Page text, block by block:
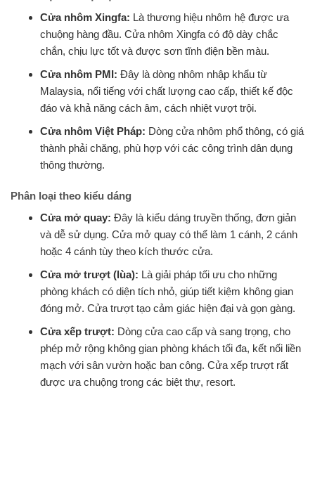
Cửa nhôm Xingfa: Là thương hiệu nhôm hệ được ưa
chuộng hàng đầu. Cửa nhôm Xingfa có độ dày chắc
chắn, chịu lực tốt và được sơn tĩnh điện bền màu.
Cửa nhôm PMI: Đây là dòng nhôm nhập khẩu từ
Malaysia, nổi tiếng với chất lượng cao cấp, thiết kế độc
đáo và khả năng cách âm, cách nhiệt vượt trội.
Cửa nhôm Việt Pháp: Dòng cửa nhôm phổ thông, có giá
thành phải chăng, phù hợp với các công trình dân dụng
thông thường.
Phân loại theo kiểu dáng
Cửa mở quay: Đây là kiểu dáng truyền thống, đơn giản
và dễ sử dụng. Cửa mở quay có thể làm 1 cánh, 2 cánh
hoặc 4 cánh tùy theo kích thước cửa.
Cửa mở trượt (lùa): Là giải pháp tối ưu cho những
phòng khách có diện tích nhỏ, giúp tiết kiệm không gian
đóng mở. Cửa trượt tạo cảm giác hiện đại và gọn gàng.
Cửa xếp trượt: Dòng cửa cao cấp và sang trọng, cho
phép mở rộng không gian phòng khách tối đa, kết nối liền
mạch với sân vườn hoặc ban công. Cửa xếp trượt rất
được ưa chuộng trong các biệt thự, resort.